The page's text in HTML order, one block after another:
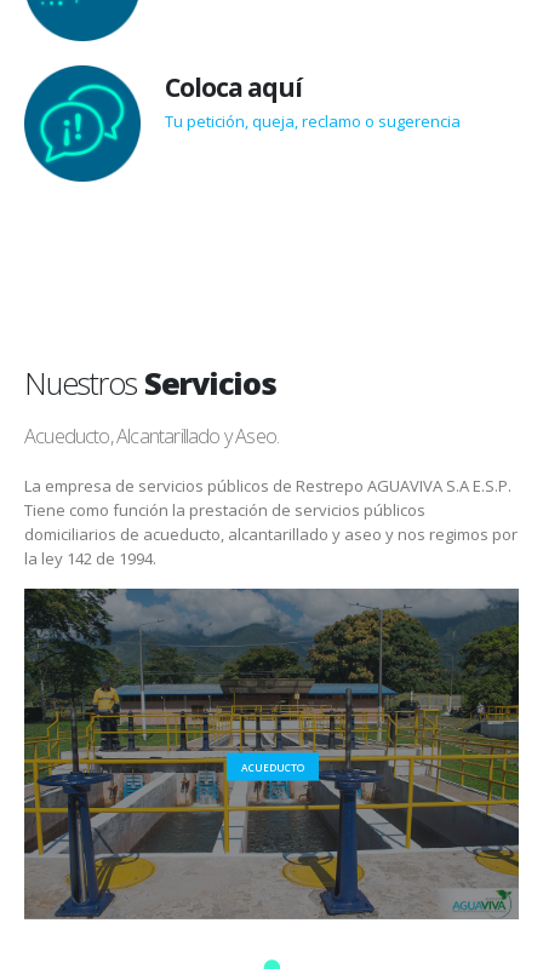
Coloca aquí
Tu petición, queja, reclamo o sugerencia
Nuestros Servicios
Acueducto, Alcantarillado y Aseo.
La empresa de servicios públicos de Restrepo AGUAVIVA S.A E.S.P.
Tiene como función la prestación de servicios públicos
domiciliarios de acueducto, alcantarillado y aseo y nos regimos por
la ley 142 de 1994.
ACUEDUCTO